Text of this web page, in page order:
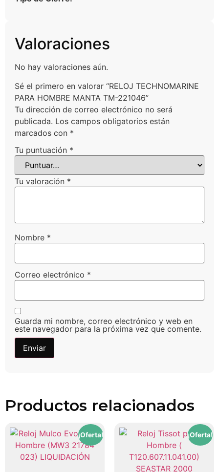
Valoraciones
No hay valoraciones aún.
Sé el primero en valorar “RELOJ TECHNOMARINE
PARA HOMBRE MANTA TM-221046”
Tu dirección de correo electrónico no será
publicada. Los campos obligatorios están
marcados con *
Tu puntuación *
Tu valoración *
Nombre *
Correo electrónico *
Guarda mi nombre, correo electrónico y web en
este navegador para la próxima vez que comente.
Productos relacionados
¡Oferta! ¡Oferta!